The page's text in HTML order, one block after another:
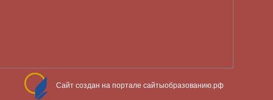
Сайт создан на портале сайтыобразованию.рф